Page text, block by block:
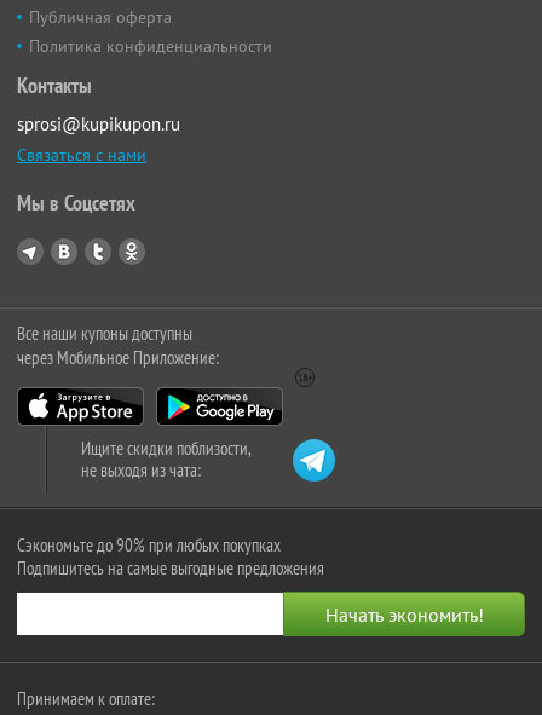
Публичная оферта
Политика конфиденциальности
Контакты
sprosi@kupikupon.ru
Связаться с нами
Мы в Соцсетях
Все наши купоны доступны
через Мобильное Приложение:
Ищите скидки поблизости,
не выходя из чата:
Сэкономьте до 90% при любых покупках
Подпишитесь на самые выгодные предложения
Принимаем к оплате: